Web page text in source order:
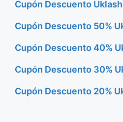
Cupón Descuento
Cupón Descuento 50%
Cupón Descuento 40%
Cupón Descuento 30%
Cupón Descuento 20%